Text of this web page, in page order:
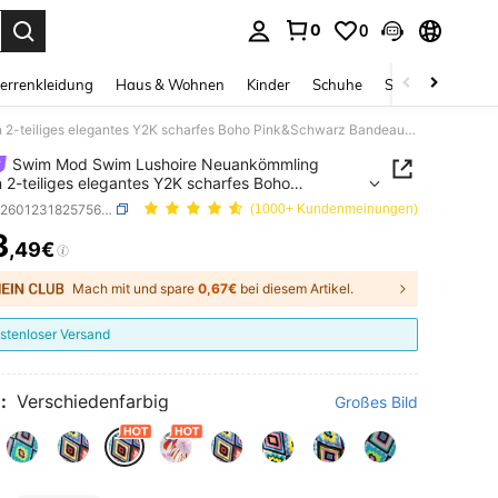
0 0
Haus & Wohnen Kinder Schuhe Schmuck &
Swim Mod Swim Lushoire Neuankömmling Damen 2-teiliges elegantes Y2K scharfes Boho Pink&Schwarz Bandeau Bikini Set, geometrisches Druckmuster Bademode mit abnehmbarem Träger, geflochtene Knoten Detail vorne & Seitenbindung unten, romantische tropische Strandmode perfekt für Sommer Strandurlaube, Pool Partys & Resort Ausflüge, Musikfestivals, Hochzeitsferien
Swim Mod Swim Lushoire Neuankömmling
2-teiliges elegantes Y2K scharfes Boho
Bandeau Bikini Set, geometrisches
Bademode mit abnehmbarem Träger,
Knoten Detail vorne & Seitenbindung unten,
tropische Strandmode perfekt für Sommer
Pool Partys & Resort Ausflüge,
Hochzeitsferien
SKU: sz260123182575626605238 (1000+ Kundenmeinungen)
AND AVAILABILITY
,49€
Mach mit und spare 0,67€ bei diesem Artikel.
Versand
Verschiedenfarbig Großes Bild